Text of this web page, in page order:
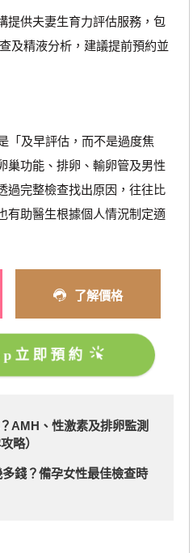
供夫妻生育力評估服務，包
及精液分析，建議提前預約並
及早評估，而不是過度焦
巢功能、排卵、輸卵管及男性
過完整檢查找出原因，往往比
有助醫生根據個人情況制定適
了解價格
立即預約
AMH、性激素及排卵監測
略）
錢？備孕女性最佳檢查時